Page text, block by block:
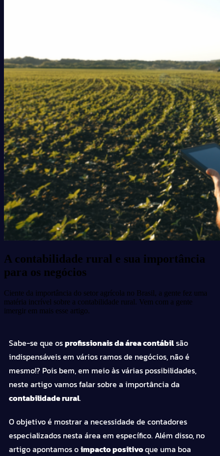
A contabilidade rural e sua importância
para os negócios
Ciente da importância do setor agrícola no Brasil, a gente fez uma
matéria incrível sobre a contabilidade rural. Vem com a gente
imergir em mais esse artigo.
Sabe-se que osprofissionais da área contábilsão
indispensáveis em vários ramos de negócios, não é
mesmo!? Pois bem, em meio às várias possibilidades,
neste artigo vamos falar sobre a importância da
contabilidade rural.
O objetivo é mostrar a necessidade de contadores
especializados nesta área em específico. Além disso, no
artigo apontamos oimpacto positivoque uma boa